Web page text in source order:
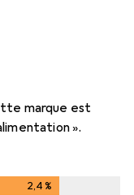
marque est
».
2,4%